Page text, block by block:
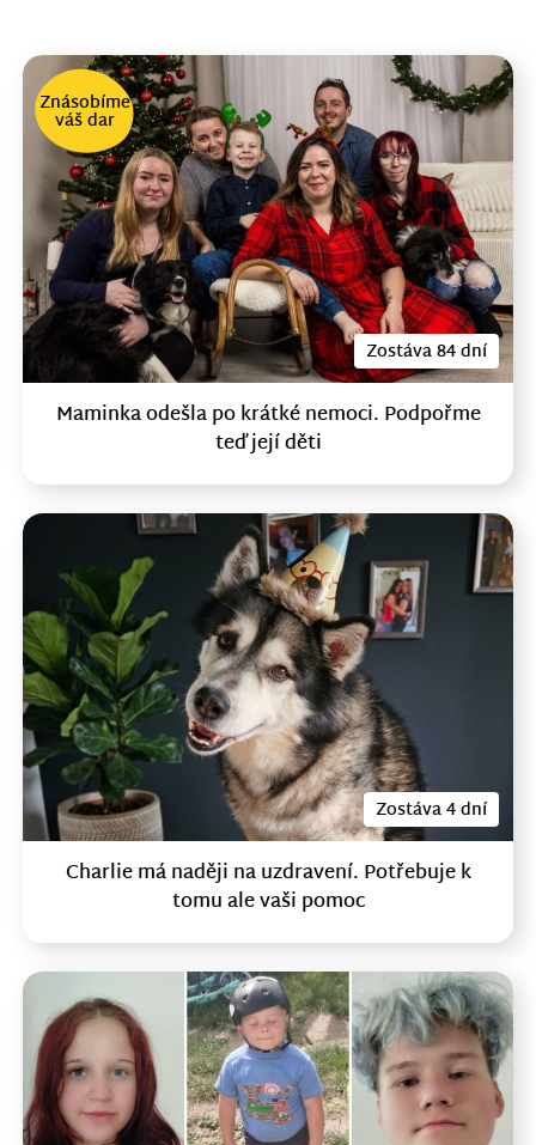
Zostáva 84 dní
Znásobíme
váš dar
Maminka odešla po krátké nemoci. Podpořme
teď její děti
Zostáva 4 dní
Charlie má naději na uzdravení. Potřebuje k
tomu ale vaši pomoc